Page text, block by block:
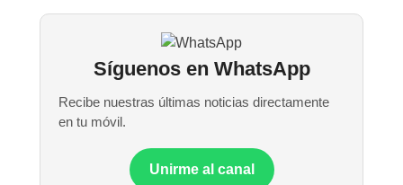
Síguenos en WhatsApp
Recibe nuestras últimas noticias directamente
en tu móvil.
Unirme al canal